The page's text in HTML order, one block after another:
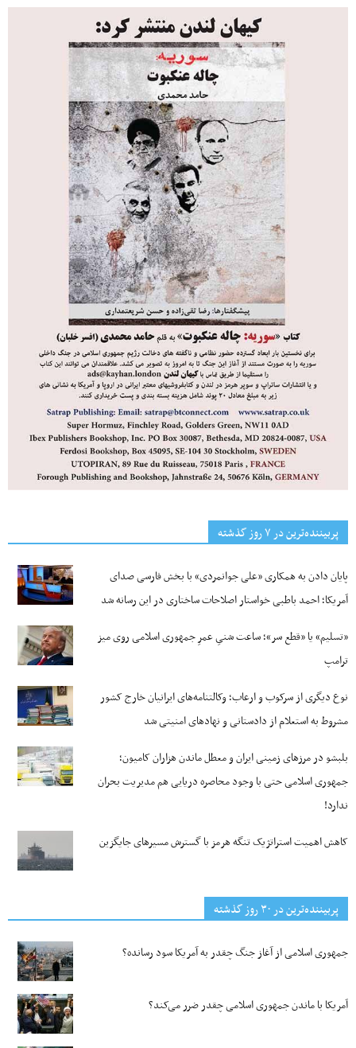
پربیننده‌ترین‌ در ۷ روز گذشته
پایان دادن به همکاری «علی جوانمردی» با بخش فارسی صدای
آمریکا؛ احمد باطبی خواستار اصلاحات ساختاری در این رسانه شد
«تسلیم» یا «قطع سر»؛ ساعت شنیِ عمرِ جمهوری اسلامی روی میز
ترامپ
نوع دیگری از سرکوب و ارعاب؛ وکالتنامه‌های ایرانیان خارج کشور
مشروط به استعلام از دادستانی و نهادهای امنیتی شد
بلبشو در مرزهای زمینی ایران و معطل ماندن هزاران کامیون؛
جمهوری اسلامی حتی با وجود محاصره دریایی هم مدیریت بحران
ندارد!
کاهش اهمیت استراتژیک تنگه‌ هرمز با گسترش مسیرهای جایگزین
پربیننده‌ترین‌ در ۳۰ روز گذشته
جمهوری اسلامی از آغاز جنگ چقدر به آمریکا سود رسانده؟
آمریکا با ماندن جمهوری اسلامی چقدر ضرر می‌کند؟